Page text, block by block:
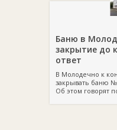
Баню в
закрытие до
ответ
В Молодечно к
закрывать баню
Об этом говорят